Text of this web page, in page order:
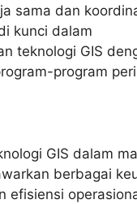
sama dan
kunci dalam
teknologi GIS
program
GIS dalam
berbagai
efisiensi